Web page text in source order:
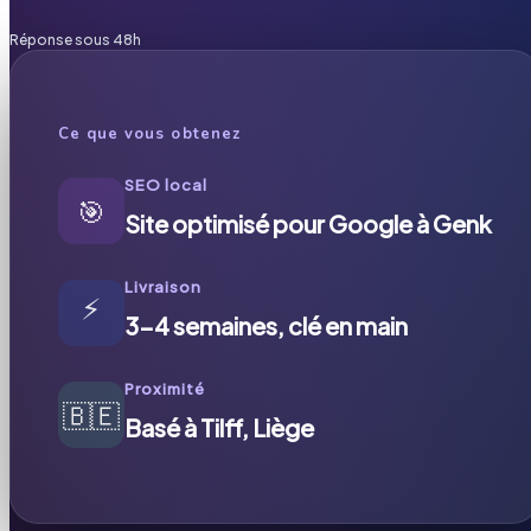
Réponse sous 48h
Ce que vous obtenez
🎯
SEO local
Site optimisé pour Google à Genk
⚡
Livraison
3-4 semaines, clé en main
🇧🇪
Proximité
Basé à Tilff, Liège